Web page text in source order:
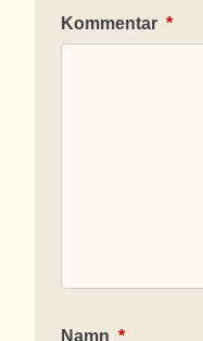
Kommentar *
Namn *